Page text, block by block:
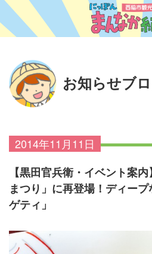
お知らせブ
【黒田官兵衛・イベント案
まつり」に再登場！ディー
ゲティ」
2014年11月11日